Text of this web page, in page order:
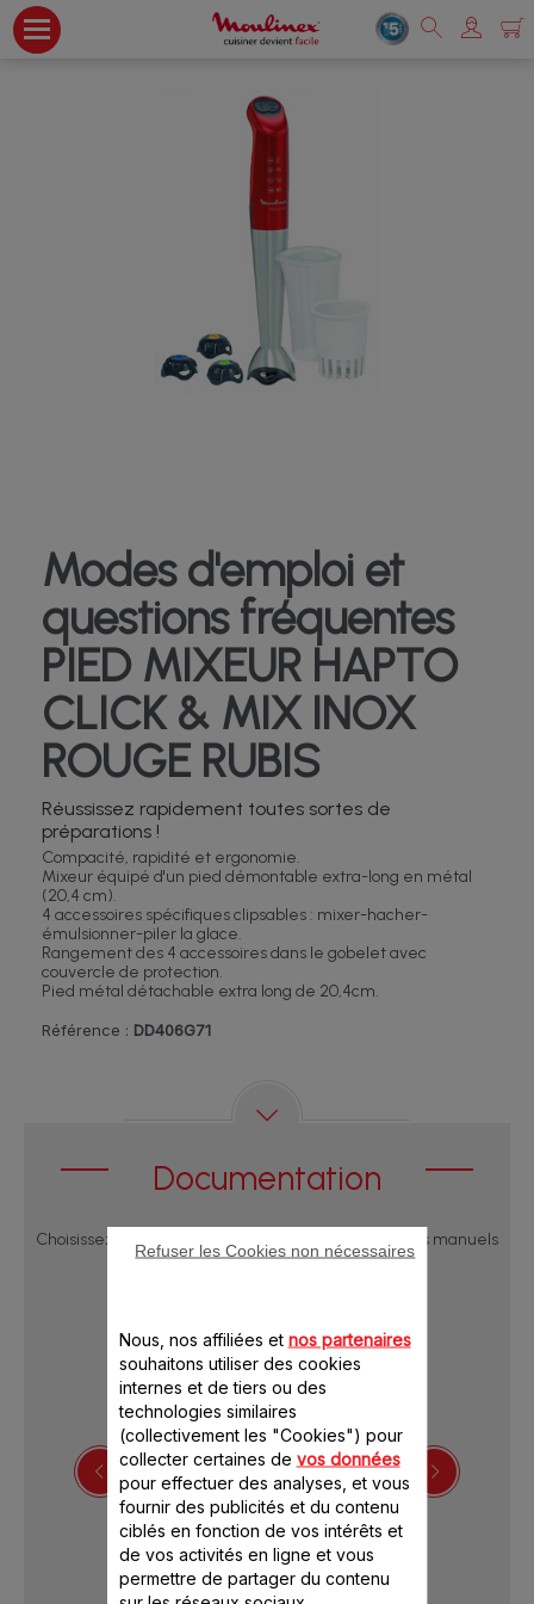
Modes d'emploi et
questions fréquentes
PIED MIXEUR HAPTO
CLICK & MIX INOX
ROUGE RUBIS
Réussissez rapidement toutes sortes de
préparations !
Compacité, rapidité et ergonomie.
Mixeur équipé d'un pied démontable extra-long en métal
(20,4 cm).
4 accessoires spécifiques clipsables : mixer-hacher-
émulsionner-piler la glace.
Rangement des 4 accessoires dans le gobelet avec
couvercle de protection.
Pied métal détachable extra long de 20,4cm.
Référence : DD406G71
Documentation
Choisissez une langue pour afficher les notices et les manuels
utilisateur :
Télécharger la notice
Nous, nos affiliées et nos partenaires
souhaitons utiliser des cookies
internes et de tiers ou des
technologies similaires
(collectivement les "Cookies") pour
collecter certaines de vos données
pour effectuer des analyses, et vous
fournir des publicités et du contenu
ciblés en fonction de vos intérêts et
de vos activités en ligne et vous
permettre de partager du contenu
Refuser les Cookies non nécessaires